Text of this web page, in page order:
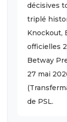
décisives
triplé
Knockout,
officielles
Betway
27 mai
de PSL.